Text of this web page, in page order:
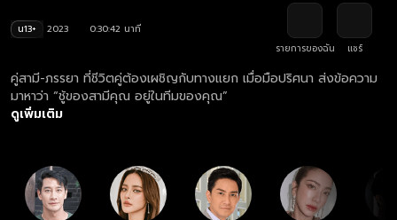
น13+ 2023
0:30:42 นาที
รายการของฉัน
แชร์
คู่สามี-ภรรยา ที่ชีวิตคู่ต้องเผชิญกับทางแยก เมื่อมือปริศนา ส่งข้อความ
มาหาว่า “ชู้ของสามีคุณ อยู่ในทีมของคุณ”
ดูเพิ่มเติม